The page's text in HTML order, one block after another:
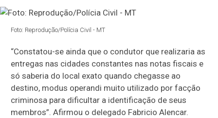
Foto: Reprodução/Polícia Civil - MT
“Constatou-se ainda que o condutor que realizaria as
entregas nas cidades constantes nas notas fiscais e
só saberia do local exato quando chegasse ao
destino, modus operandi muito utilizado por facção
criminosa para dificultar a identificação de seus
membros”. Afirmou o delegado Fabricio Alencar.